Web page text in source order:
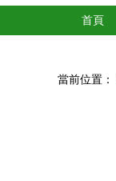
首頁
當前位置：